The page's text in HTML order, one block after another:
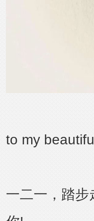
to my
一二一，踏